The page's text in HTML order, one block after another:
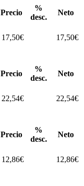
Precio
%
desc.
Neto
17,50€ 17,50€
Precio
%
desc.
Neto
22,54€ 22,54€
Precio
%
desc.
Neto
12,86€ 12,86€